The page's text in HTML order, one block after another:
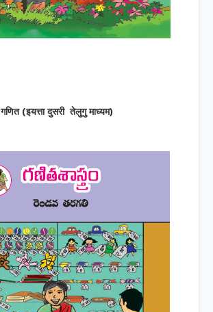
गणित (इयत्ता दुसरी तेलुगु माध्यम)